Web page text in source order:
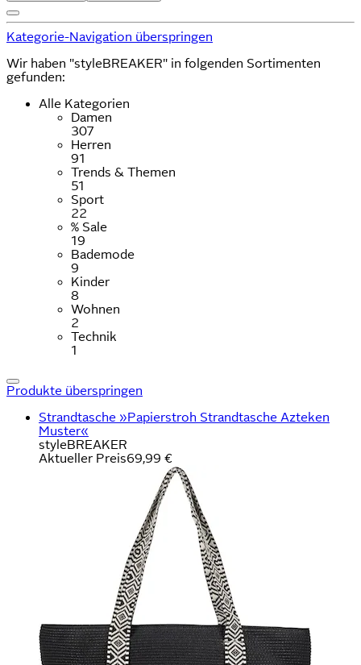
Kategorie-Navigation überspringen
Wir haben "styleBREAKER" in folgenden Sortimenten
gefunden:
Alle Kategorien
Damen
307
Herren
91
Trends & Themen
51
Sport
22
% Sale
19
Bademode
9
Kinder
8
Wohnen
2
Technik
1
Produkte überspringen
Strandtasche »Papierstroh Strandtasche Azteken
Muster«
styleBREAKER
Aktueller Preis69,99 €